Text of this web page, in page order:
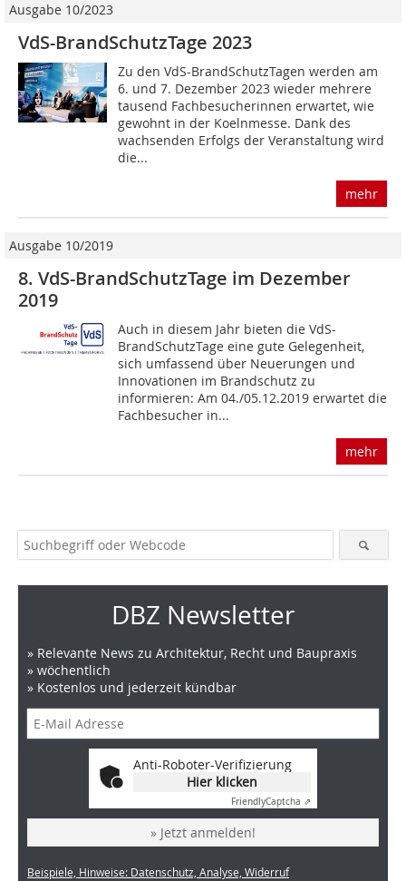
Ausgabe 10/2023
VdS-BrandSchutzTage 2023
Zu den VdS-BrandSchutzTagen werden am
6. und 7. Dezember 2023 wieder mehrere
tausend Fachbesucherinnen erwartet, wie
gewohnt in der Koelnmesse. Dank des
wachsenden Erfolgs der Veranstaltung wird
die...
mehr
Ausgabe 10/2019
8. VdS-BrandSchutzTage im Dezember
2019
Auch in diesem Jahr bieten die VdS-
BrandSchutzTage eine gute Gelegenheit,
sich umfassend über Neuerungen und
Innovationen im Brandschutz zu
informieren: Am 04./05.12.2019 erwartet die
Fachbesucher in...
mehr
DBZ Newsletter
» Relevante News zu Architektur, Recht und Baupraxis
» wöchentlich
» Kostenlos und jederzeit kündbar
Anti-Roboter-Verifizierung
Hier klicken
FriendlyCaptcha ⇗
» Jetzt anmelden!
Beispiele, Hinweise: Datenschutz, Analyse, Widerruf